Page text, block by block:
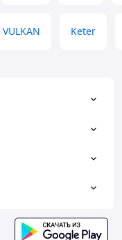
VULKAN Keter